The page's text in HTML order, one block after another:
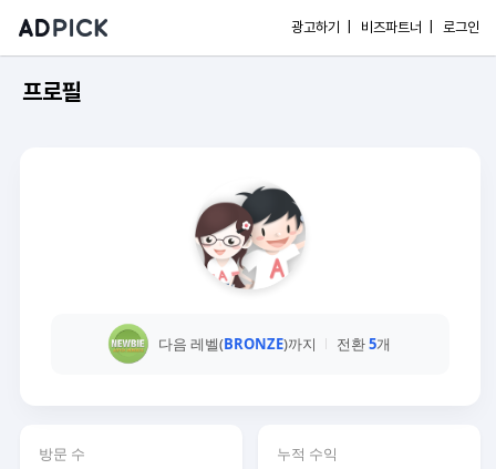
광고하기 | 비즈파트너 | 로그인
프로필
다음 레벨(BRONZE)까지 전환5개
방문 수 누적 수익